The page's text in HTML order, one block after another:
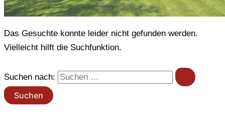
Das Gesuchte konnte leider nicht gefunden werden.
Vielleicht hilft die Suchfunktion.
Suchen nach: